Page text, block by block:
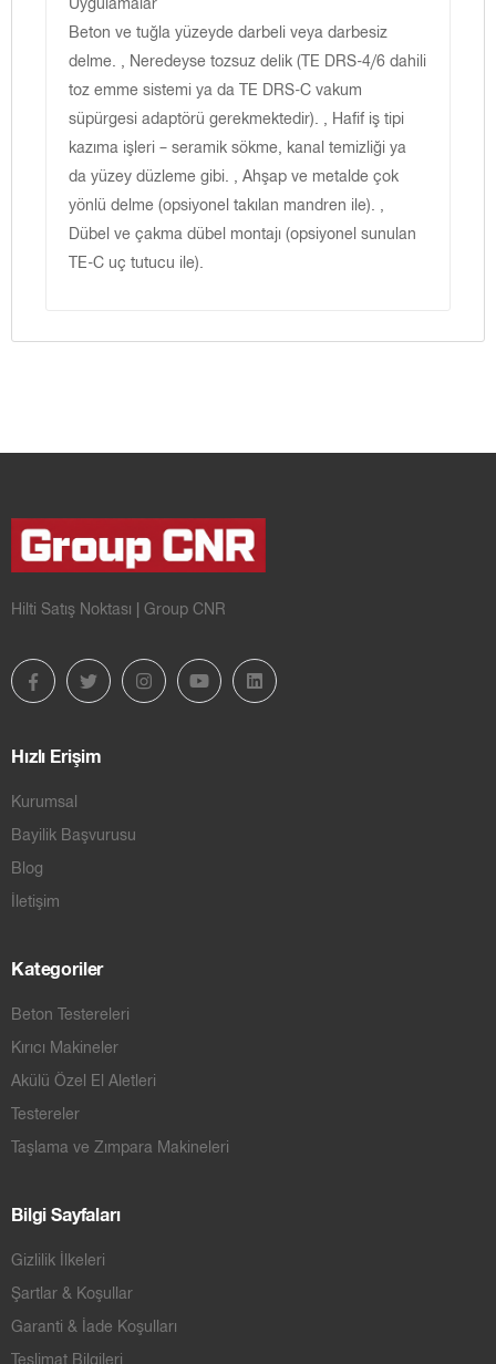
Beton ve tuğla yüzeyde darbeli veya darbesiz
delme. , Neredeyse tozsuz delik (TE DRS-4/6 dahili
toz emme sistemi ya da TE DRS-C vakum
süpürgesi adaptörü gerekmektedir). , Hafif iş tipi
kazıma işleri – seramik sökme, kanal temizliği ya
da yüzey düzleme gibi. , Ahşap ve metalde çok
yönlü delme (opsiyonel takılan mandren ile). ,
Dübel ve çakma dübel montajı (opsiyonel sunulan
TE-C uç tutucu ile).
Hilti Satış Noktası | Group CNR
Hızlı Erişim
Kurumsal
Bayilik Başvurusu
Blog
İletişim
Kategoriler
Beton Testereleri
Kırıcı Makineler
Akülü Özel El Aletleri
Testereler
Taşlama ve Zımpara Makineleri
Bilgi Sayfaları
Gizlilik İlkeleri
Şartlar & Koşullar
Garanti & İade Koşulları
Teslimat Bilgileri